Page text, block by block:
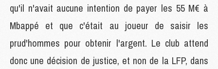
qu'il n'avait aucune intention de payer les 55 M€ à
Mbappé et que c'était au joueur de saisir les
prud'hommes pour obtenir l'argent. Le club attend
donc une décision de justice, et non de la LFP, dans